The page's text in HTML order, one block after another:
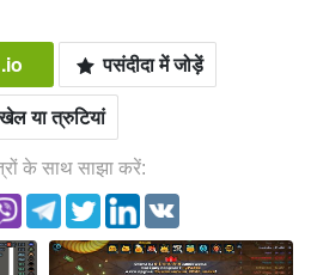
.io
पसंदीदा में जोड़ें
खेल या त्रुटियां
के साथ साझा करें: